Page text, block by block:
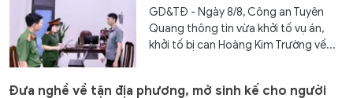
GD&TĐ - Ngày 8/8, Công an Tuyên
Quang thông tin vừa khởi tố vụ án,
khởi tố bị can Hoàng Kim Trường về...
Đưa nghề về tận địa phương, mở sinh kế cho người